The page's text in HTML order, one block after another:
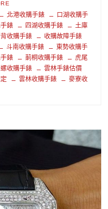
北港收購手錶
口湖收購手
錶 四湖收購手錶
土庫
收購手錶
收購故障手錶
斗南收購手錶
東勢收購手
錶 莿桐收購手錶
虎尾
收購手錶
雲林手錶估價
雲林收購手錶
麥寮收